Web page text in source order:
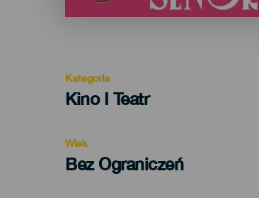
Kategoria
Categoría
Kino I Teatr
Wiek
Edad
Recomendada
Bez Ograniczeń